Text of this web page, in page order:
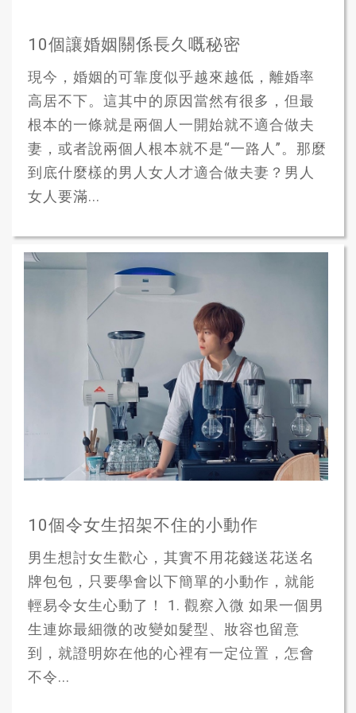
10個讓婚姻關係長久嘅秘密
現今，婚姻的可靠度似乎越來越低，離婚率
高居不下。這其中的原因當然有很多，但最
根本的一條就是兩個人一開始就不適合做夫
妻，或者說兩個人根本就不是“一路人”。那麼
到底什麼樣的男人女人才適合做夫妻？男人
女人要滿...
10個令女生招架不住的小動作
男生想討女生歡心，其實不用花錢送花送名
牌包包，只要學會以下簡單的小動作，就能
輕易令女生心動了！ 1. 觀察入微 如果一個男
生連妳最細微的改變如髮型、妝容也留意
到，就證明妳在他的心裡有一定位置，怎會
不令...